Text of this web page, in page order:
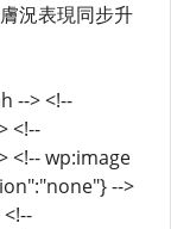
況表現同步升
--> <!--
<!--
<!-- wp:image
-->